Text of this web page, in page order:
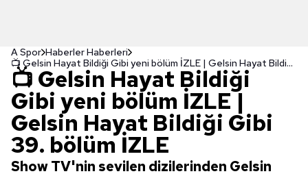
A Spor Haberler Haberleri
📺 Gelsin Hayat Bildiği Gibi yeni bölüm İZLE | Gelsin Hayat Bildiği Gibi 39. bölüm İZLE
📺 Gelsin Hayat Bildiği
Gibi yeni bölüm İZLE |
Gelsin Hayat Bildiği Gibi
39. bölüm İZLE
Show TV'nin sevilen dizilerinden Gelsin